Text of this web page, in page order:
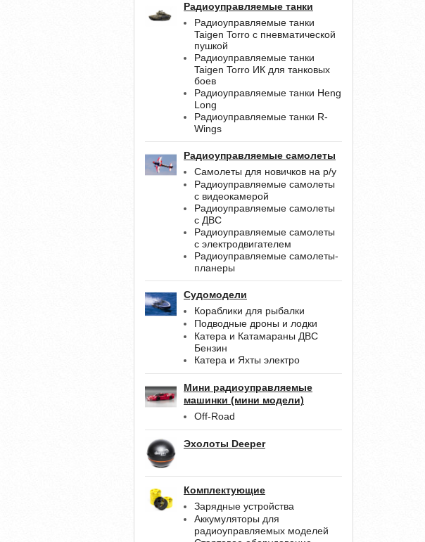
Радиоуправляемые танки
Радиоуправляемые танки
Taigen Torro с пневматической
пушкой
Радиоуправляемые танки
Taigen Torro ИК для танковых
боев
Радиоуправляемые танки Heng
Long
Радиоуправляемые танки R-
Wings
Радиоуправляемые самолеты
Самолеты для новичков на р/у
Радиоуправляемые самолеты
с видеокамерой
Радиоуправляемые самолеты
с ДВС
Радиоуправляемые самолеты
с электродвигателем
Радиоуправляемые самолеты-
планеры
Судомодели
Кораблики для рыбалки
Подводные дроны и лодки
Катера и Катамараны ДВС
Бензин
Катера и Яхты электро
Мини радиоуправляемые
машинки (мини модели)
Off-Road
Эхолоты Deeper
Комплектующие
Зарядные устройства
Аккумуляторы для
радиоуправляемых моделей